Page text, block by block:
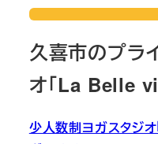
久喜市のプラ
オ「La Belle
少人数制ヨガスタジ